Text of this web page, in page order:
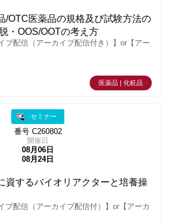
/OTC医薬品の規格及び試験方法の
・OOS/OOTの考え方
ブ配信（アーカイブ配信付き）】or【アー
医薬品 | 化粧品
セミナー
番号 C260802
開催日
08月06日
08月24日
資するバイオリアクターと培養操
ブ配信（アーカイブ配信付）】or【アーカ